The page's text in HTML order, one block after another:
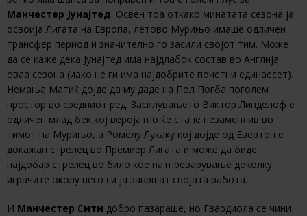
Манчестер Јунајтед. Освен тоа откако минатата сезона ја
освоија Лигата на Европа, летово Мурињо имаше одличен
трансфер период и значително го засили својот тим. Може
да се каже дека Јунајтед има најдлабок состав во Англија
оваа сезона (иако не ги има најдобрите почетни единаесет).
Немања Матиќ дојде да му даде на Пол Погба поголем
простор во средниот ред. Засилувањето Виктор Линделоф е
одличен млад бек кој веројатно ќе стане незаменлив во
тимот на Мурињо, а Ромелу Лукаку кој дојде од Евертон е
докажан стрелец во Премиер Лигата и може да биде
најдобар стрелец во било кое натпреварување доколку
играчите околу него си ја завршат својата работа.
И Манчестер Сити добро пазараше, но Гвардиола се чини